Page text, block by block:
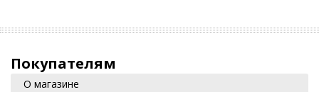
Покупателям
О магазине